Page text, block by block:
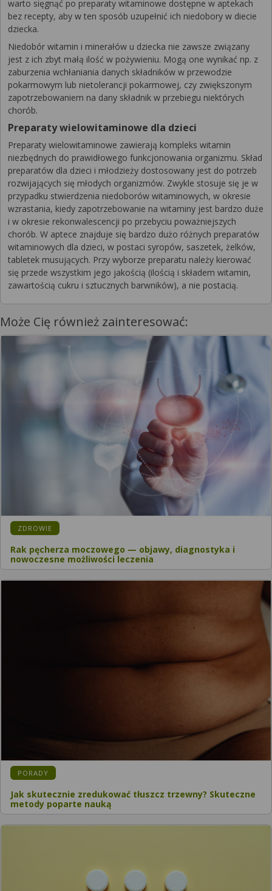
warto sięgnąć po preparaty witaminowe dostępne w aptekach
bez recepty, aby w ten sposób uzupełnić ich niedobory w diecie
dziecka.
Niedobór witamin i minerałów u dziecka nie zawsze związany
jest z ich zbyt małą ilość w pożywieniu. Mogą one wynikać np. z
zaburzenia wchłaniania danych składników w przewodzie
pokarmowym lub nietolerancji pokarmowej, czy zwiększonym
zapotrzebowaniem na dany składnik w przebiegu niektórych
chorób.
Preparaty wielowitaminowe dla dzieci
Preparaty wielowitaminowe zawierają kompleks witamin
niezbędnych do prawidłowego funkcjonowania organizmu. Skład
preparatów dla dzieci i młodzieży dostosowany jest do potrzeb
rozwijających się młodych organizmów. Zwykle stosuje się je w
przypadku stwierdzenia niedoborów witaminowych, w okresie
wzrastania, kiedy zapotrzebowanie na witaminy jest bardzo duże
i w okresie rekonwalescencji po przebyciu poważniejszych
chorób. W aptece znajduje się bardzo dużo różnych preparatów
witaminowych dla dzieci, w postaci syropów, saszetek, żelków,
tabletek musujących. Przy wyborze preparatu należy kierować
się przede wszystkim jego jakością (ilością i składem witamin,
zawartością cukru i sztucznych barwników), a nie postacią.
Może Cię również zainteresować:
ZDROWIE
Rak pęcherza moczowego — objawy, diagnostyka i
nowoczesne możliwości leczenia
PORADY
Jak skutecznie zredukować tłuszcz trzewny? Skuteczne
metody poparte nauką